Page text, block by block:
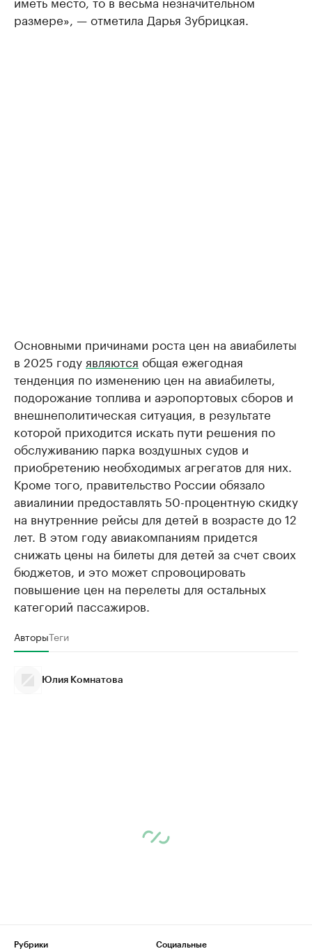
размере», — отметила Дарья Зубрицкая.
Основными причинами роста цен на авиабилеты
в 2025 году являются общая ежегодная
тенденция по изменению цен на авиабилеты,
подорожание топлива и аэропортовых сборов и
внешнеполитическая ситуация, в результате
которой приходится искать пути решения по
обслуживанию парка воздушных судов и
приобретению необходимых агрегатов для них.
Кроме того, правительство России обязало
авиалинии предоставлять 50-процентную скидку
на внутренние рейсы для детей в возрасте до 12
лет. В этом году авиакомпаниям придется
снижать цены на билеты для детей за счет своих
бюджетов, и это может спровоцировать
повышение цен на перелеты для остальных
категорий пассажиров.
АвторыТеги
Юлия Комнатова
Рубрики
Социальные